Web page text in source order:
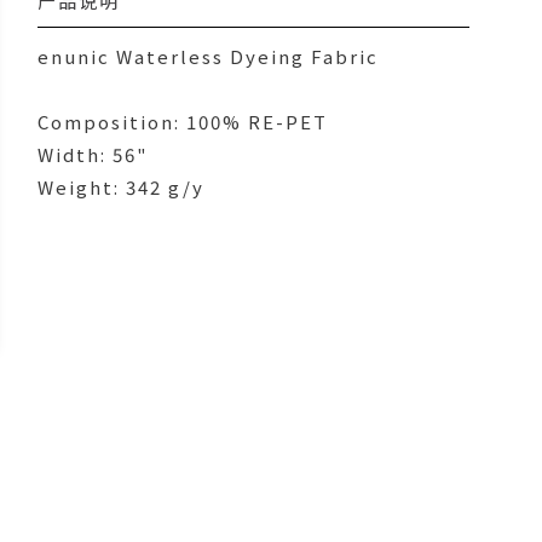
enunic Waterless Dyeing Fabric
Composition: 100% RE-PET
Width: 56"
Weight: 342 g/y